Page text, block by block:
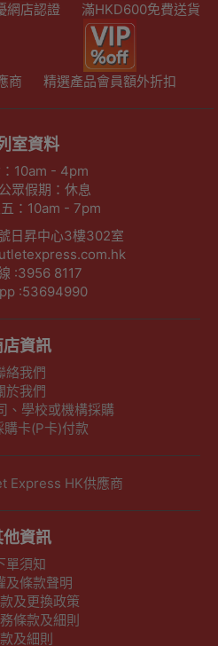
網店認證 滿HKD600免費送貨
商 精選產品會員額外折扣
室資料
10am - 4pm
眾假期：休息
：10am - 7pm
日昇中心3樓302室
:3956 8117
:53694990
店資訊
絡我們
於我們
、學校或機構採購
購卡(P卡)付款
Express HK供應商
他資訊
單須知
及條款聲明
及更換政策
條款及細則
及細則